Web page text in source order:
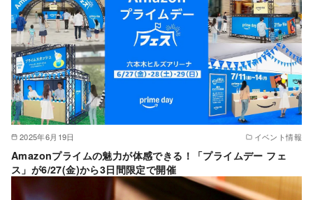
2025年6月19日 イベント情報
Amazonプライムの魅力が体感できる！「プライムデー フェ
ス」が6/27(金)から3日間限定で開催